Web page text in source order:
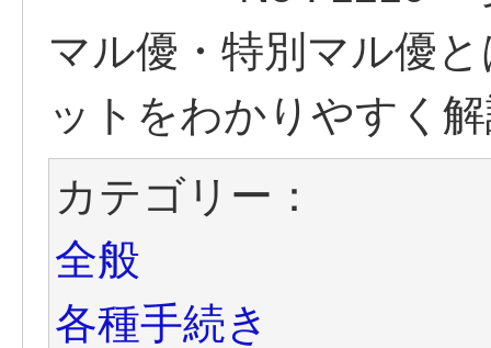
マル優・特別マル優
ットをわかりやすく
カテゴリー：
全般
各種手続き